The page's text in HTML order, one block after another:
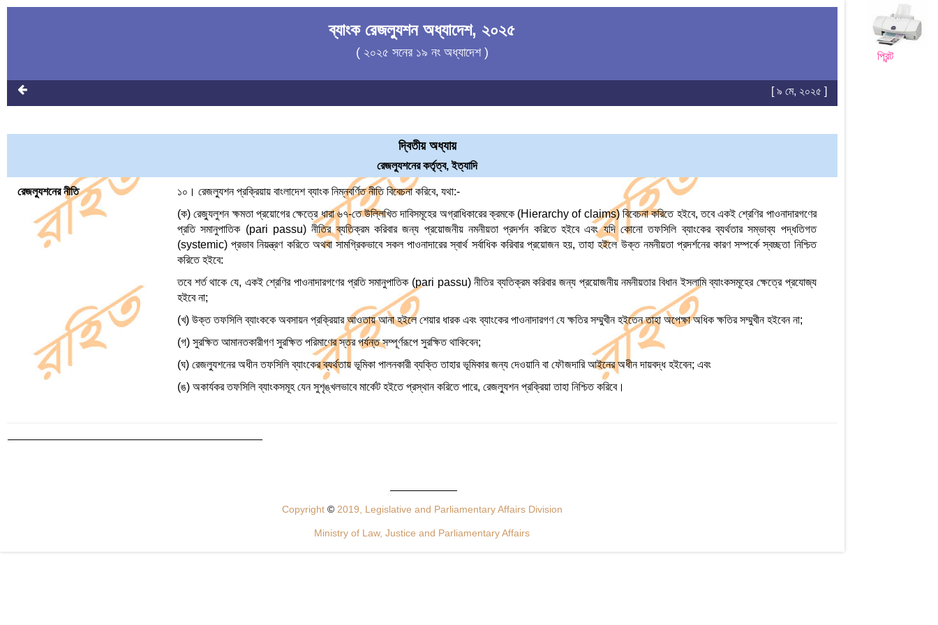
প্রিন্ট
ব্যাংক রেজল্যুশন অধ্যাদেশ, ২০২৫
( ২০২৫ সনের ১৯ নং অধ্যাদেশ )
[ ৯ মে, ২০২৫ ]
দ্বিতীয় অধ্যায়
রেজল্যুশনের কর্তৃত্ব, ইত্যাদি
রেজল্যুশনের নীতি
১০। রেজল্যুশন প্রক্রিয়ায় বাংলাদেশ ব্যাংক নিম্নবর্ণিত নীতি বিবেচনা করিবে, যথা:-
(ক) রেজ্যুলুশন ক্ষমতা প্রয়োগের ক্ষেত্রে ধারা ৬৭-তে উল্লিখিত দাবিসমূহের অগ্রাধিকারের ক্রমকে (Hierarchy of claims) বিবেচনা করিতে হইবে, তবে একই শ্রেণির পাওনাদারগণের
প্রতি সমানুপাতিক (pari passu) নীতির ব্যতিক্রম করিবার জন্য প্রয়োজনীয় নমনীয়তা প্রদর্শন করিতে হইবে এবং যদি কোনো তফসিলি ব্যাংকের ব্যর্থতার সম্ভাব্য পদ্ধতিগত
(systemic) প্রভাব নিয়ন্ত্রণ করিতে অথবা সামগ্রিকভাবে সকল পাওনাদারের স্বার্থ সর্বাধিক করিবার প্রয়োজন হয়, তাহা হইলে উক্ত নমনীয়তা প্রদর্শনের কারণ সম্পর্কে স্বচ্ছতা নিশ্চিত
করিতে হইবে:
তবে শর্ত থাকে যে, একই শ্রেণির পাওনাদারগণের প্রতি সমানুপাতিক (pari passu) নীতির ব্যতিক্রম করিবার জন্য প্রয়োজনীয় নমনীয়তার বিধান ইসলামি ব্যাংকসমূহের ক্ষেত্রে প্রযোজ্য
হইবে না;
(খ) উক্ত তফসিলি ব্যাংককে অবসায়ন প্রক্রিয়ার আওতায় আনা হইলে শেয়ার ধারক এবং ব্যাংকের পাওনাদারগণ যে ক্ষতির সম্মুখীন হইতেন তাহা অপেক্ষা অধিক ক্ষতির সম্মুখীন হইবেন না;
(গ) সুরক্ষিত আমানতকারীগণ সুরক্ষিত পরিমাণের স্তর পর্যন্ত সম্পূর্ণরূপে সুরক্ষিত থাকিবেন;
(ঘ) রেজল্যুশনের অধীন তফসিলি ব্যাংকের ব্যর্থতায় ভূমিকা পালনকারী ব্যক্তি তাহার ভূমিকার জন্য দেওয়ানি বা ফৌজদারি আইনের অধীন দায়বদ্ধ হইবেন; এবং
(ঙ) অকার্যকর তফসিলি ব্যাংকসমূহ যেন সুশৃঙ্খলভাবে মার্কেট হইতে প্রস্থান করিতে পারে, রেজল্যুশন প্রক্রিয়া তাহা নিশ্চিত করিবে।
Copyright ©2019, Legislative and Parliamentary Affairs Division
Ministry of Law, Justice and Parliamentary Affairs